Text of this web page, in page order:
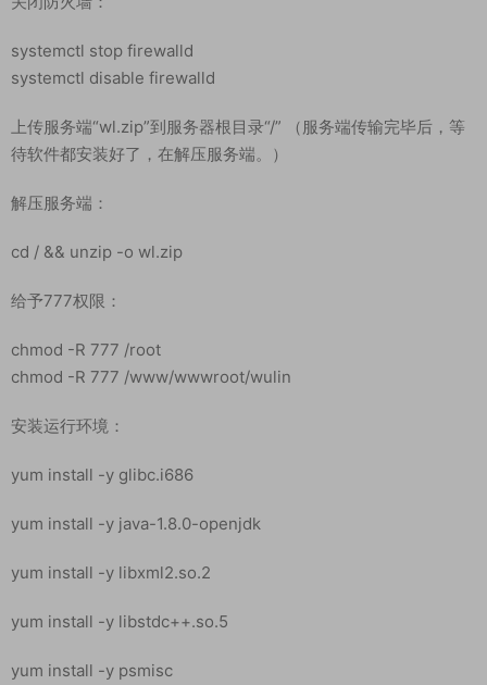
或单独打开 29200 、11101、 29401、29400、29301、
关闭防火墙：
systemctl stop firewalld
待软件都安装好了，在解压服务端。）
解压服务端：
chmod -R 777 /www/wwwroot/wulin
安装运行环境：
yum install -y glibc.i686
yum install -y java-1.8.0-openjdk